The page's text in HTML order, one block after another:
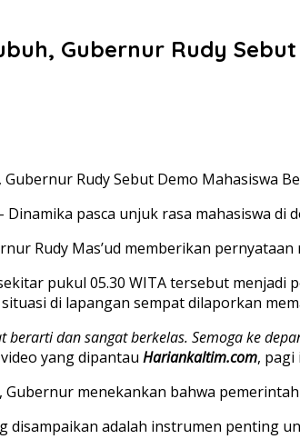
Gubernur Rudy
Dinamika pasca unjuk rasa mahasiswa
Rudy Mas’ud memberikan
pukul 05.30 WITA tersebut
di lapangan sempat dilaporkan
berarti dan sangat berkelas. Semoga ke
yang dipantau Hariankaltim.com, pagi
Gubernur menekankan bahwa
disampaikan adalah instrumen penting